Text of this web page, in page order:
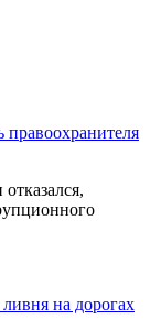
на дорогах